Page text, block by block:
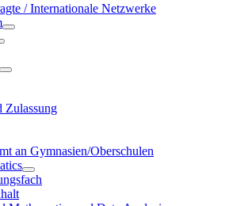
/ Internationale Netzwerke
Zulassung
an Gymnasien/Oberschulen